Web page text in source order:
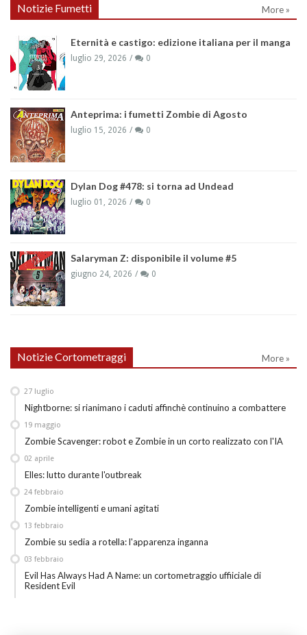
Notizie Fumetti More »
Eternità e castigo: edizione italiana per il manga
luglio 29, 2026 0
Anteprima: i fumetti Zombie di Agosto
luglio 15, 2026 0
Dylan Dog #478: si torna ad Undead
luglio 01, 2026 0
Salaryman Z: disponibile il volume #5
giugno 24, 2026 0
Notizie Cortometraggi More »
Nightborne: si rianimano i caduti affinchè continuino a combattere
27 luglio
Zombie Scavenger: robot e Zombie in un corto realizzato con l'IA
19 maggio
Elles: lutto durante l'outbreak
02 aprile
Zombie intelligenti e umani agitati
24 febbraio
Zombie su sedia a rotella: l'apparenza inganna
13 febbraio
Evil Has Always Had A Name: un cortometraggio uffiiciale di
Resident Evil
03 febbraio